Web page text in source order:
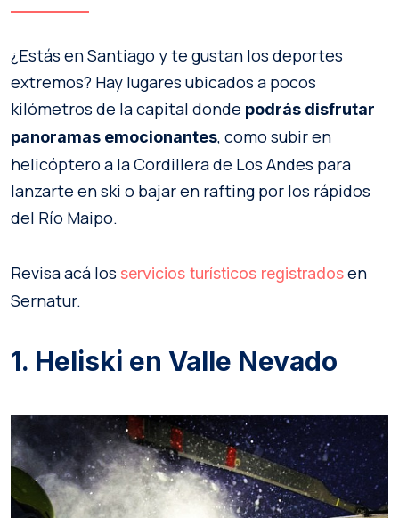
¿Estás en Santiago y te gustan los deportes
extremos? Hay lugares ubicados a pocos
kilómetros de la capital donde podrás disfrutar
panoramas emocionantes, como subir en
helicóptero a la Cordillera de Los Andes para
lanzarte en ski o bajar en rafting por los rápidos
del Río Maipo.
Revisa acá los servicios turísticos registradosen
Sernatur.
1. Heliski en Valle Nevado